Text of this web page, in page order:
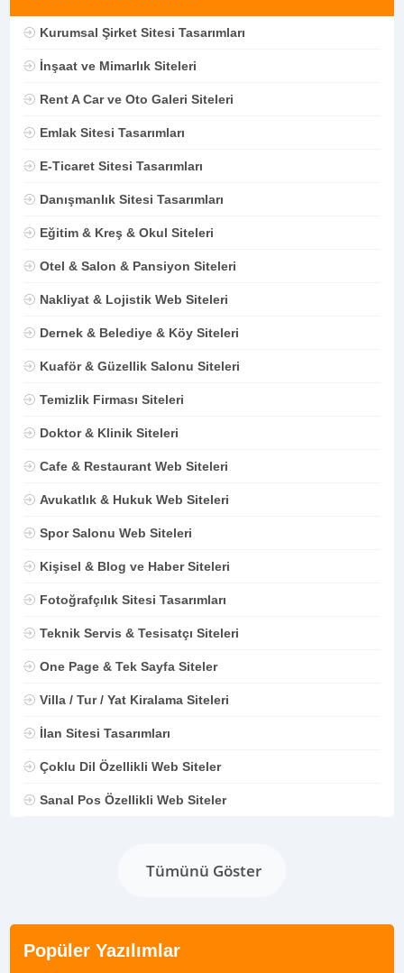
Kurumsal Şirket Sitesi Tasarımları
İnşaat ve Mimarlık Siteleri
Rent A Car ve Oto Galeri Siteleri
Emlak Sitesi Tasarımları
E-Ticaret Sitesi Tasarımları
Danışmanlık Sitesi Tasarımları
Eğitim & Kreş & Okul Siteleri
Otel & Salon & Pansiyon Siteleri
Nakliyat & Lojistik Web Siteleri
Dernek & Belediye & Köy Siteleri
Kuaför & Güzellik Salonu Siteleri
Temizlik Firması Siteleri
Doktor & Klinik Siteleri
Cafe & Restaurant Web Siteleri
Avukatlık & Hukuk Web Siteleri
Spor Salonu Web Siteleri
Kişisel & Blog ve Haber Siteleri
Fotoğrafçılık Sitesi Tasarımları
Teknik Servis & Tesisatçı Siteleri
One Page & Tek Sayfa Siteler
Villa / Tur / Yat Kiralama Siteleri
İlan Sitesi Tasarımları
Çoklu Dil Özellikli Web Siteler
Sanal Pos Özellikli Web Siteler
Tümünü Göster
Popüler Yazılımlar